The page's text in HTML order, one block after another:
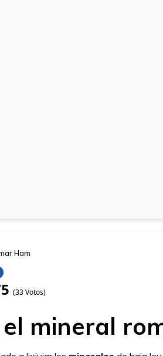
Ham
(33 Votos)
mineral